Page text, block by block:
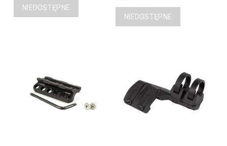
NIEDOSTĘPNE
NIEDOSTĘPNE